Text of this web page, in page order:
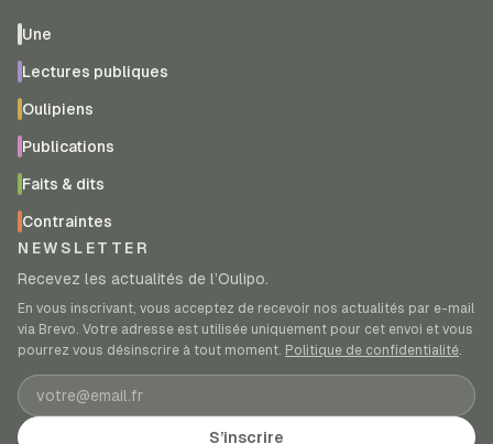
Une
Lectures publiques
Oulipiens
Publications
Faits & dits
Contraintes
NEWSLETTER
Recevez les actualités de l’Oulipo.
En vous inscrivant, vous acceptez de recevoir nos actualités par e-mail
via Brevo. Votre adresse est utilisée uniquement pour cet envoi et vous
pourrez vous désinscrire à tout moment. Politique de confidentialité.
Adresse e-mail
S’inscrire